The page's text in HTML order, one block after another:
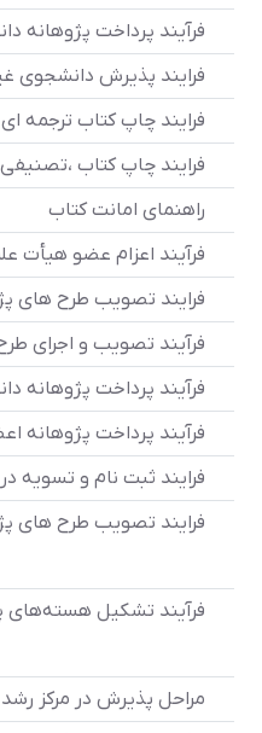
فرآیند پرداخت پژوهانه
فرایند پذیرش دانشجوی
فرایند چاپ کتاب ترجمه ای
فرایند چاپ کتاب
راهنمای امانت کتاب
فرآیند اعزام عضو هیأت
فرایند تصویب طرح های
فرآیند تصویب و اجرای طرح‌های
فرآیند پرداخت پژوهانه
فرآیند پرداخت پژوهانه
فرایند ثبت نام و تسویه
فرایند تصویب طرح های
فرآیند تشکیل هسته‌های
مراحل پذیرش در مرکز رشد